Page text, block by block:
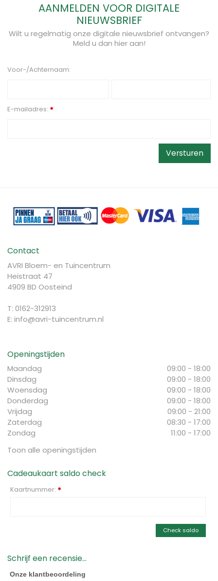
AANMELDEN VOOR DIGITALE
NIEUWSBRIEF
Wilt u regelmatig onze digitale nieuwsbrief ontvangen?
Meld u dan hier aan!
Voor-/Achternaam:
E-mailadres: *
Contact
AVRI Bloem- en Tuincentrum
Heistraat 47
4909 BD Oosteind
T: 0162-312913
E: info@avri-tuincentrum.nl
Openingstijden
Maandag
09:00 - 18:00
Dinsdag
09:00 - 18:00
Woensdag
09:00 - 18:00
Donderdag
09:00 - 18:00
Vrijdag
09:00 - 21:00
Zaterdag
08:30 - 17:00
Zondag
11:00 - 17:00
Toon alle openingstijden
Cadeaukaart saldo check
Kaartnummer: *
Check saldo
Schrijf een recensie...